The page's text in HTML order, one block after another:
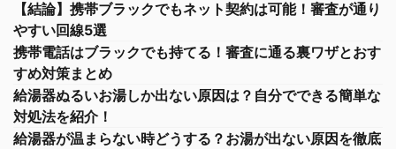
【結論】携帯ブラックでもネット契約は可能！審査が通り
やすい回線5選
携帯電話はブラックでも持てる！審査に通る裏ワザとおす
すめ対策まとめ
給湯器ぬるいお湯しか出ない原因は？自分でできる簡単な
対処法を紹介！
給湯器が温まらない時どうする？お湯が出ない原因を徹底